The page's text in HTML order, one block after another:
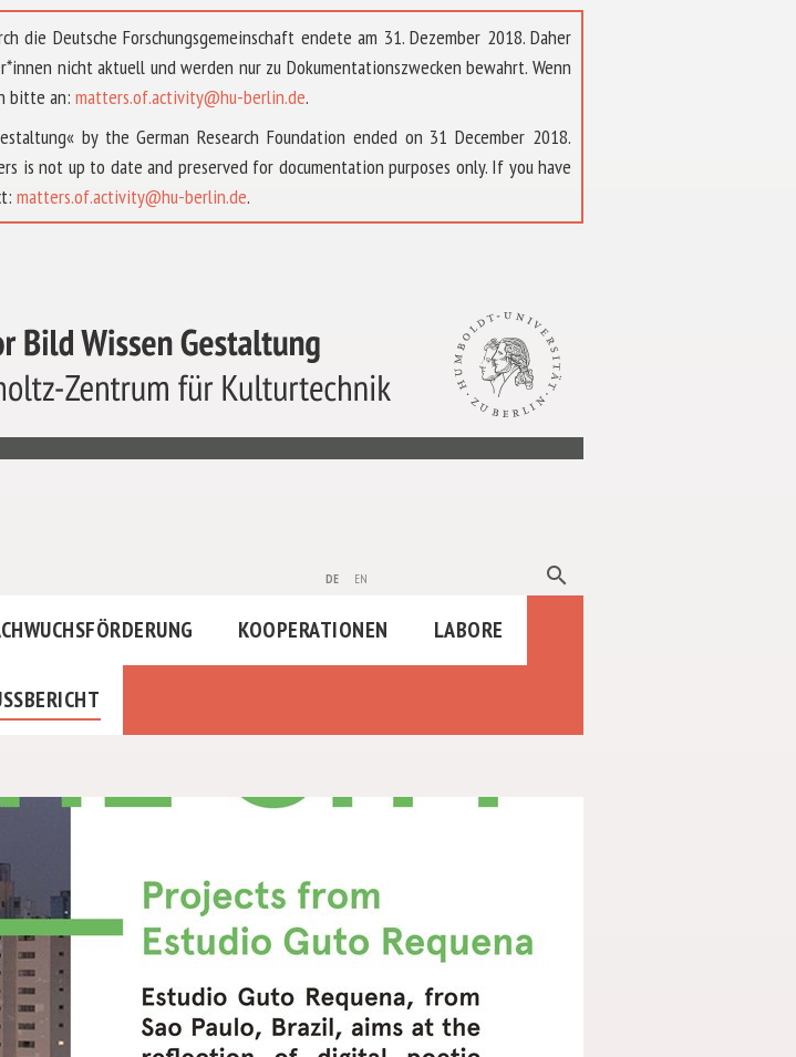
die Deutsche Forschungsgemeinschaft endete am 31. Dezember 2018. Daher
nicht aktuell und werden nur zu Dokumentationszwecken bewahrt. Wenn
bitte an: matters.of.activity@hu-berlin.de.
by the German Research Foundation ended on 31 December 2018.
is not up to date and preserved for documentation purposes only. If you have
matters.of.activity@hu-berlin.de.
de en search
KOOPERATIONEN LABORE